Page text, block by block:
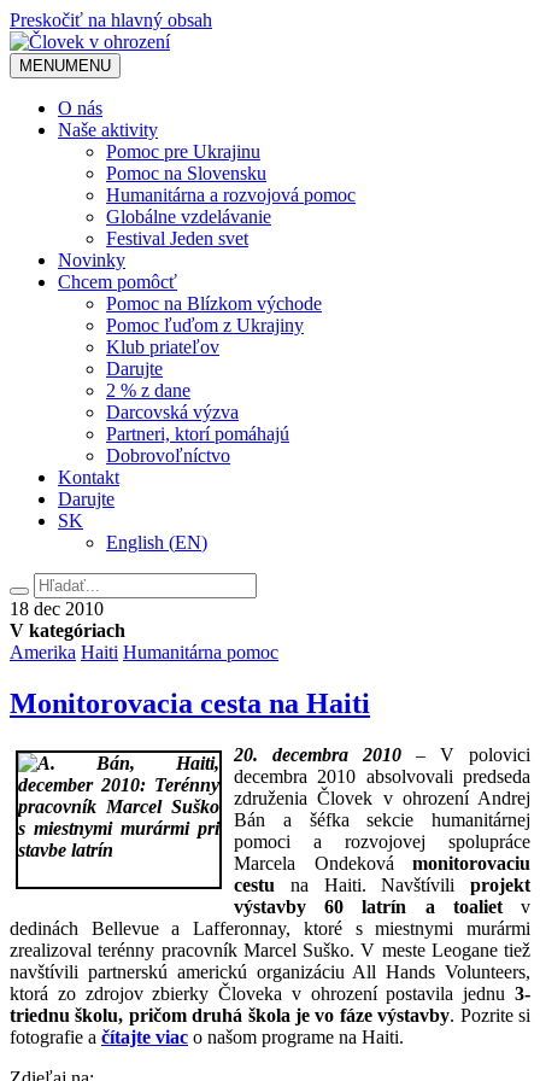
Preskočiť na hlavný obsah
MENUMENU
O nás
Naše aktivity
Pomoc pre Ukrajinu
Pomoc na Slovensku
Humanitárna a rozvojová pomoc
Globálne vzdelávanie
Festival Jeden svet
Novinky
Chcem pomôcť
Pomoc na Blízkom východe
Pomoc ľuďom z Ukrajiny
Klub priateľov
Darujte
2 % z dane
Darcovská výzva
Partneri, ktorí pomáhajú
Dobrovoľníctvo
Kontakt
Darujte
SK
English (EN)
Hľadať
18 dec 201018.
decembra
2010
V kategóriach
Amerika Haiti Humanitárna pomoc
Monitorovacia cesta na Haiti
20. decembra 2010 – V polovici
decembra 2010 absolvovali predseda
združenia Človek v ohrození Andrej
Bán a šéfka sekcie humanitárnej
pomoci a rozvojovej spolupráce
Marcela Ondeková monitorovaciu
cestu na Haiti. Navštívili projekt
výstavby 60 latrín a toalietv
dedinách Bellevue a Lafferonnay, ktoré s miestnymi murármi
zrealizoval terénny pracovník Marcel Suško. V meste Leogane tiež
navštívili partnerskú americkú organizáciu All Hands Volunteers,
ktorá zo zdrojov zbierky Človeka v ohrození postavila jednu 3-
triednu školu, pričom druhá škola je vo fáze výstavby. Pozrite si
fotografie a čítajte viac o našom programe na Haiti.